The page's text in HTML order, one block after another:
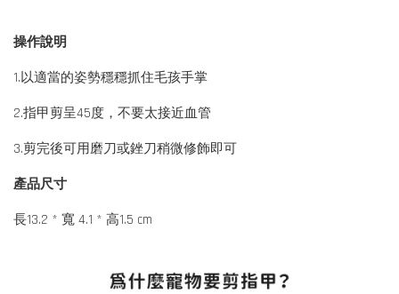
操作說明
1.以適當的姿勢穩穩抓住毛孩手掌
2.指甲剪呈45度，不要太接近血管
3.剪完後可用磨刀或銼刀稍微修飾即可
產品尺寸
長13.2 * 寬 4.1 * 高1.5 cm